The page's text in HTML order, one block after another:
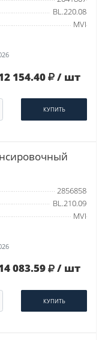
BL.220.08
MVI
154.40 / шт
КУПИТЬ
2856858
BL.210.09
MVI
083.59 / шт
КУПИТЬ